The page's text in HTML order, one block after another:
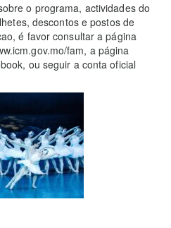
o programa, actividades do
descontos e postos de
é favor consultar a página
fam, a página
ou seguir a conta oficial